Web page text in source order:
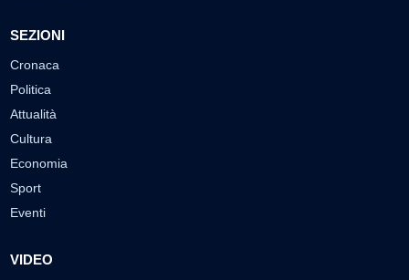
SEZIONI
Cronaca
Politica
Attualità
Cultura
Economia
Sport
Eventi
VIDEO